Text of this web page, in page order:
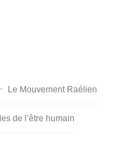
Le Mouvement Raélien
de l’être humain